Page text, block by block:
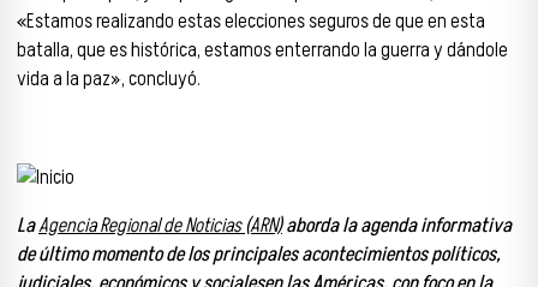
«Estamos realizando estas elecciones seguros de que en esta
batalla, que es histórica, estamos enterrando la guerra y dándole
vida a la paz», concluyó.
LaAgencia Regional de Noticias (ARN)aborda la agenda informativa
de último momento de los principales acontecimientos políticos,